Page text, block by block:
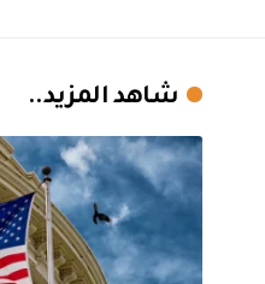
شاهد المزيد..